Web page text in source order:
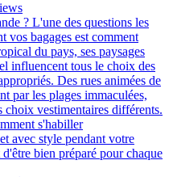
? L'une des questions les
vos bagages est comment
du pays, ses paysages
influencent tous le choix des
Des rues animées de
par les plages immaculées,
choix vestimentaires différents.
s'habiller
avec style pendant votre
bien préparé pour chaque